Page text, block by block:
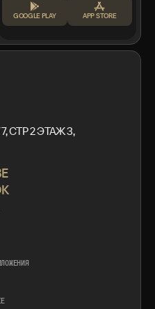
GOOGLE PLAY APP STORE
СТР 2 ЭТАЖ 3,